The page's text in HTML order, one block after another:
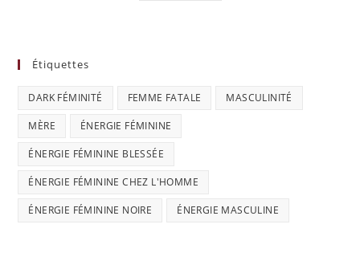
Étiquettes
DARK FÉMINITÉ FEMME FATALE MASCULINITÉ
MÈRE ÉNERGIE FÉMININE
ÉNERGIE FÉMININE BLESSÉE
ÉNERGIE FÉMININE CHEZ L'HOMME
ÉNERGIE FÉMININE NOIRE ÉNERGIE MASCULINE